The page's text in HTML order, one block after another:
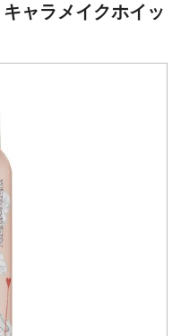
ャラメイクホイッ